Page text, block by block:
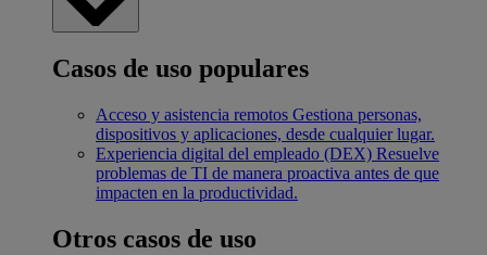
Casos de uso populares
Acceso y asistencia remotos Gestiona personas,
dispositivos y aplicaciones, desde cualquier lugar.
Experiencia digital del empleado (DEX) Resuelve
problemas de TI de manera proactiva antes de que
impacten en la productividad.
Otros casos de uso